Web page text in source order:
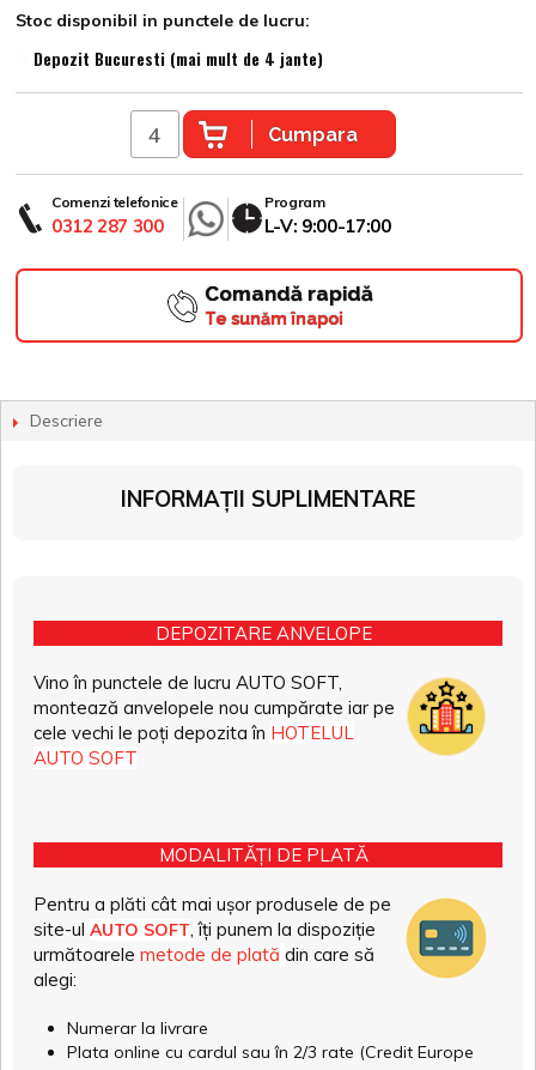
Stoc disponibil in punctele de lucru:
Depozit Bucuresti (mai mult de 4 jante)
Cumpara
Comenzi telefonice
0312 287 300
Program
L-V: 9:00-17:00
Comandă rapidă
Te sunăm înapoi
Descriere
INFORMAȚII SUPLIMENTARE
DEPOZITARE ANVELOPE
Vino în punctele de lucru AUTO SOFT,
montează anvelopele nou cumpărate iar pe
cele vechi le poți depozita în HOTELUL
AUTO SOFT
MODALITĂȚI DE PLATĂ
Pentru a plăti cât mai ușor produsele de pe
site-ul AUTO SOFT, îți punem la dispoziție
următoarele metode de plată din care să
alegi:
Numerar la livrare
Plata online cu cardul sau în 2/3 rate (Credit Europe